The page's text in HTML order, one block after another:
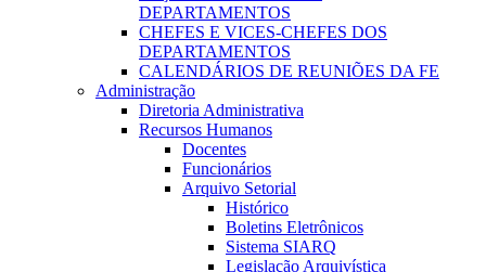
DEPARTAMENTOS
CHEFES E VICES-CHEFES DOS
DEPARTAMENTOS
CALENDÁRIOS DE REUNIÕES DA FE
Administração
Diretoria Administrativa
Recursos Humanos
Docentes
Funcionários
Arquivo Setorial
Histórico
Boletins Eletrônicos
Sistema SIARQ
Legislação Arquivística